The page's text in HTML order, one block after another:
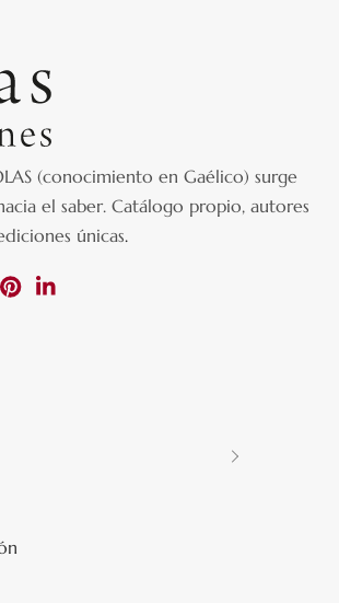
(conocimiento en Gaélico) surge
el saber.Catálogo propio, autores
únicas.
InstagramPinterest